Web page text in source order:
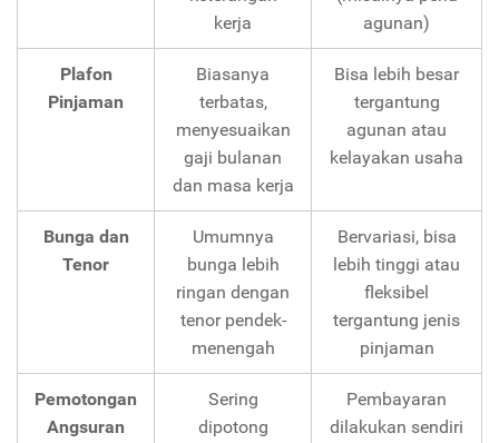
kerja
agunan)
Plafon
Pinjaman
Biasanya
terbatas,
menyesuaikan
gaji bulanan
dan masa kerja
Bisa lebih besar
tergantung
agunan atau
kelayakan usaha
Bunga dan
Tenor
Umumnya
bunga lebih
ringan dengan
tenor pendek-
menengah
Bervariasi, bisa
lebih tinggi atau
fleksibel
tergantung jenis
pinjaman
Pemotongan
Angsuran
Sering
dipotong
Pembayaran
dilakukan sendiri